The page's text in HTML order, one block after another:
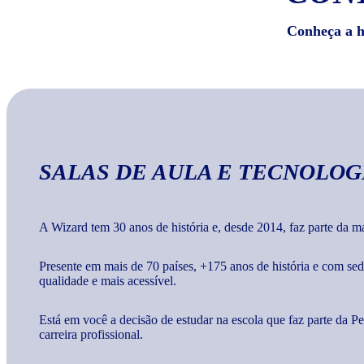
Conheça a
SALAS DE AULA E
A Wizard tem 30 anos de história e, desde 2014, faz parte da
Presente em mais de 70 países, +175 anos de história e com
qualidade e mais acessível.
Está em você a decisão de estudar na escola que faz parte da
carreira profissional.